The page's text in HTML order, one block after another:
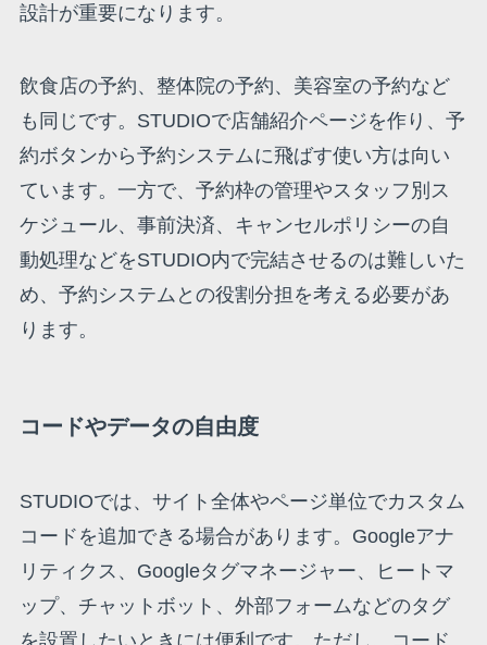
設計が重要になります。
飲食店の予約、整体院の予約、美容室の予約など
も同じです。STUDIOで店舗紹介ページを作り、予
約ボタンから予約システムに飛ばす使い方は向い
ています。一方で、予約枠の管理やスタッフ別ス
ケジュール、事前決済、キャンセルポリシーの自
動処理などをSTUDIO内で完結させるのは難しいた
め、予約システムとの役割分担を考える必要があ
ります。
コードやデータの自由度
STUDIOでは、サイト全体やページ単位でカスタム
コードを追加できる場合があります。Googleアナ
リティクス、Googleタグマネージャー、ヒートマ
ップ、チャットボット、外部フォームなどのタグ
を設置したいときには便利です。ただし、コード